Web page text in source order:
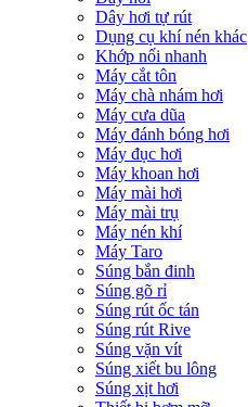
Dây hơi tự rút
Dụng cụ khí nén khác
Khớp nối nhanh
Máy cắt tôn
Máy chà nhám hơi
Máy cưa dũa
Máy đánh bóng hơi
Máy đục hơi
Máy khoan hơi
Máy mài hơi
Máy mài trụ
Máy nén khí
Máy Taro
Súng bắn đinh
Súng gõ rỉ
Súng rút ốc tán
Súng rút Rive
Súng vặn vít
Súng xiết bu lông
Súng xịt hơi